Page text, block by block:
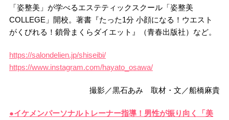
「姿整美」が学べるエステティックスクール「姿整美
COLLEGE」開校。著書『たった1分 小顔になる！ウエスト
がくびれる！鎖骨まくらダイエット』（青春出版社）など。
https://salondelien.jp/shiseibi/
https://www.instagram.com/hayato_osawa/
撮影／黒石あみ 取材・文／船橋麻貴
●イケメンパーソナルトレーナー指導！男性が振り向く「美